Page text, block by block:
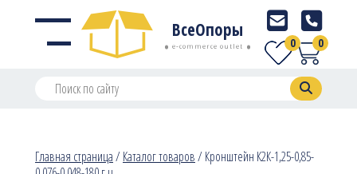
ВсеОпоры
e-commerce outlet 0
0
Главная страница/Каталог товаров/Кронштейн К2К-1,25-0,85-